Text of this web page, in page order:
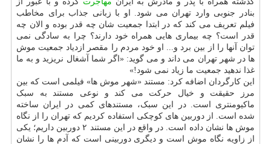
بنادر جنوبی وارد تهران می شود. او با زبانی جذاب برای مخاطب
فیلم تعریف می کند که در ابتدا جمعیت شان چه قدر بوده و الان چه
قدر است؟ چه بیماری هایی همراه خود دارند؟ چرا به سادگی نمی
توان آنها را از بین برد و... او خود مردم را مقصر ازدیاد جمعیت موش
ها در شهر تهران می داند و می گوید: «اگر شما آشغال نریزید و به ما
غذا ندهید جمعیت ما زیاد نمی شود!»
این کارگردان اضافه کرد: مستند «شهر موش ها» فیلمی است که بین
مرز حقیقت و خیال حرکت می کند و نوعی مستند به سبک
ماکیومنتری است. در این سبک، مستندهای کمی در ایران ساخته
شده است. از دوربین های کوچکی استفاده کردیم که تهران را از نگاه
موش ها نشان داده است. در واقع در این مستند ۲ دوربین داریم؛ یکی
از زاویه نگاه موش است و دیگری دوربینی است که آدم ها را نشان